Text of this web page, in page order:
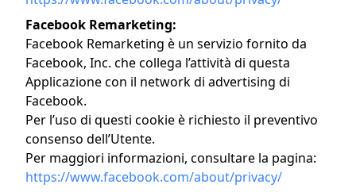
Facebook Remarketing:
Facebook Remarketing è un servizio fornito da
Facebook, Inc. che collega l’attività di questa
Applicazione con il network di advertising di
Facebook.
Per l’uso di questi cookie è richiesto il preventivo
consenso dell’Utente.
Per maggiori informazioni, consultare la pagina:
https://www.facebook.com/about/privacy/